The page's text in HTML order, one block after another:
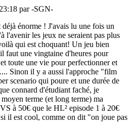
par -SGN-
déjà énorme ! J'avais lu une fois un
l'avenir les jeux ne seraient pas plus
qui est choquant! Un jeu bien
faut une vingtaine d'heures pour
toute une vie pour perfectionner et
Sinon il y a aussi l'approche "film
scenario qui poure et une durée de
connard d'étudiant faché, je
terme (et long terme) ma
à 50€ que le HL² episode 1 à 20€
il est cool, comme on dit "on joue pas